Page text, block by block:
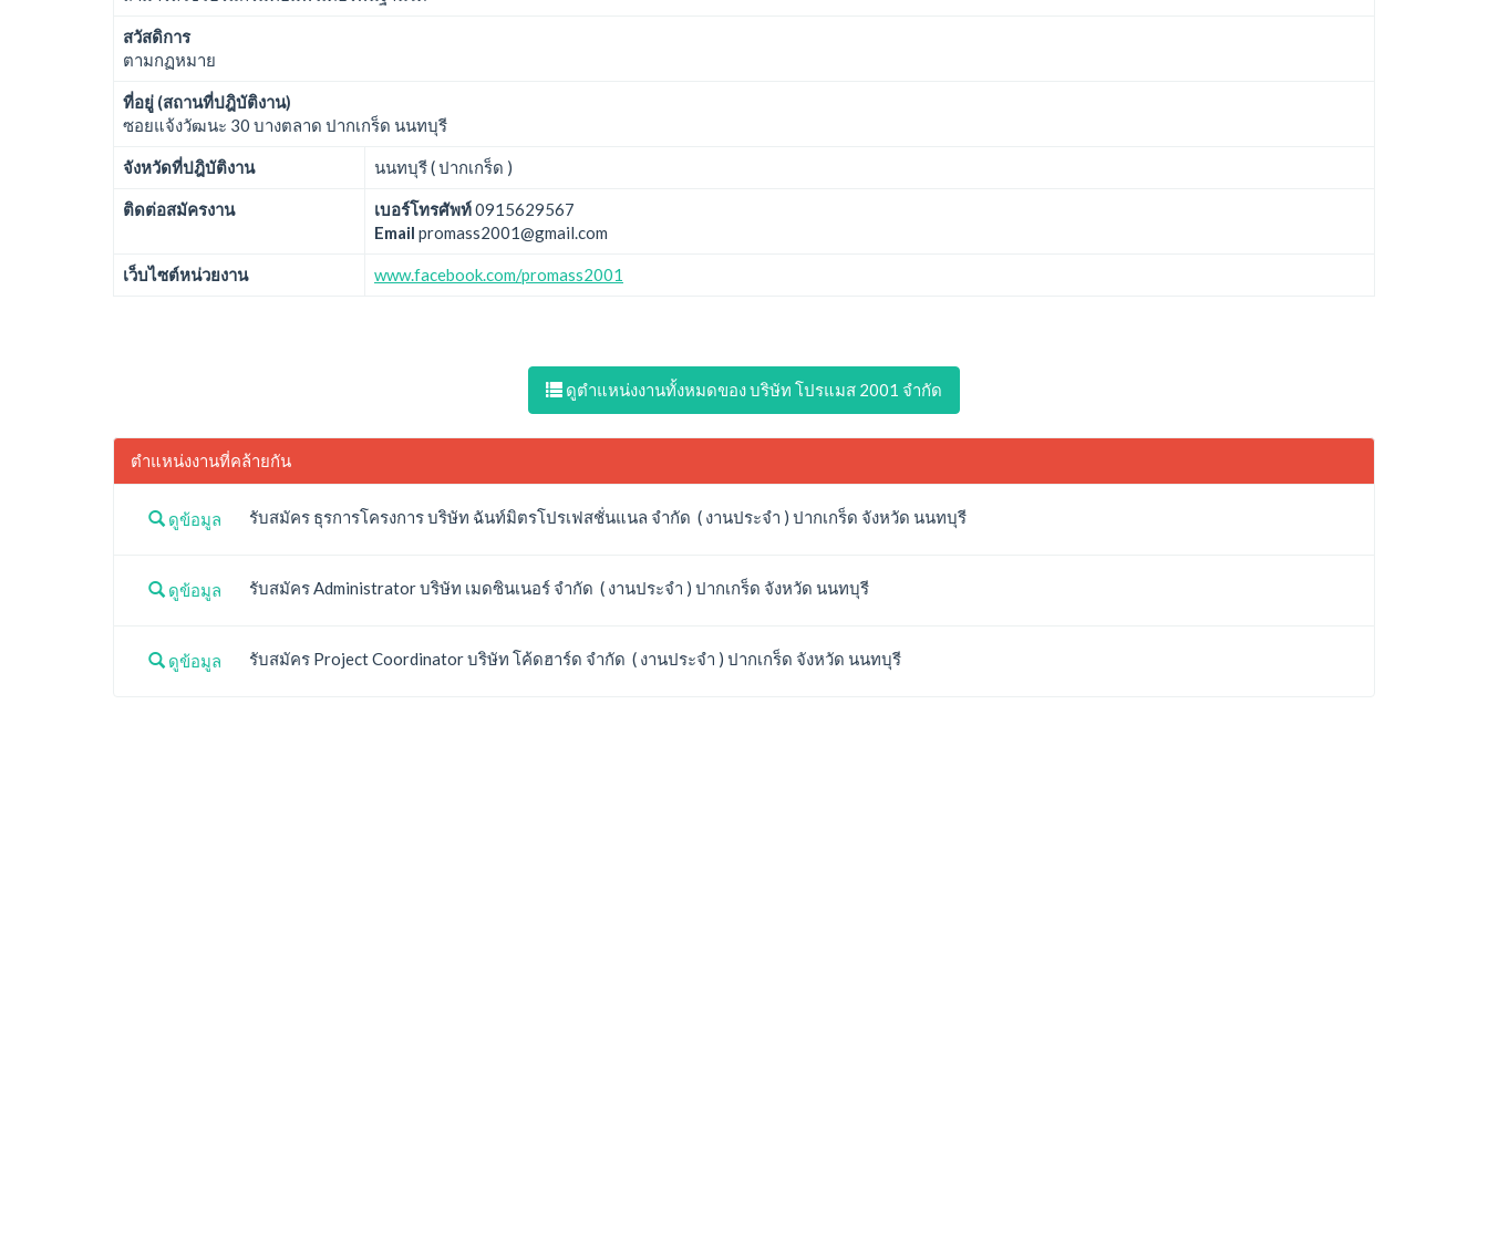
สวัสดิการ
ตามกฏหมาย
ที่อยู่ (สถานที่ปฎิบัติงาน)
ซอยแจ้งวัฒนะ 30 บางตลาด ปากเกร็ด นนทบุรี
จังหวัดที่ปฎิบัติงาน นนทบุรี ( ปากเกร็ด )
ติดต่อสมัครงาน เบอร์โทรศัพท์0915629567
Email promass2001@gmail.com
เว็บไซต์หน่วยงาน www.facebook.com/promass2001
ดูตำแหน่งงานทั้งหมดของ บริษัท โปรแมส 2001 จำกัด
ตำแหน่งงานที่คล้ายกัน
ดูข้อมูล รับสมัคร ธุรการโครงการ บริษัท ฉันท์มิตรโปรเฟสชั่นแนล จำกัด ( งานประจำ ) ปากเกร็ด จังหวัด นนทบุรี
ดูข้อมูล รับสมัคร Administrator บริษัท เมดซินเนอร์ จำกัด ( งานประจำ ) ปากเกร็ด จังหวัด นนทบุรี
ดูข้อมูล รับสมัคร Project Coordinator บริษัท โค้ดฮาร์ด จำกัด ( งานประจำ ) ปากเกร็ด จังหวัด นนทบุรี